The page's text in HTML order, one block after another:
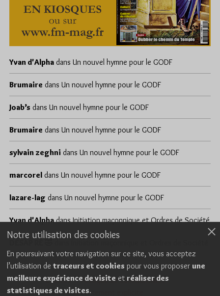
Yvan d'Alpha dans Un nouvel hymne pour le GODF
Brumaire dans Un nouvel hymne pour le GODF
Joab’s dans Un nouvel hymne pour le GODF
Brumaire dans Un nouvel hymne pour le GODF
sylvain zeghni dans Un nouvel hymne pour le GODF
marcorel dans Un nouvel hymne pour le GODF
lazare-lag dans Un nouvel hymne pour le GODF
Yvan d'AlphadansInitiation maçonnique et Ordres de Société
Cookies
Politique de confidentialité
Consentement explicite
Notre utilisation des cookies
En poursuivant votre navigation sur ce site, vous acceptez
l’utilisation de traceurs et cookies pour vous proposer une
meilleure expérience de visite et réaliser des
statistiques de visites.